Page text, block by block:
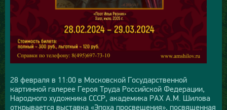
28 февраля в 11:00 в Московской Государственной
картинной галерее Героя Труда Российской Федерации,
Народного художника СССР, академика РАХ А.М. Шилова
открывается выставка «Эпоха просвещения», посвященная